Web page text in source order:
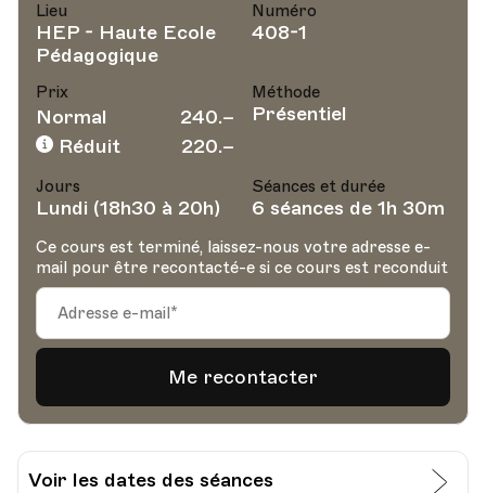
Lieu
HEP - Haute Ecole
Pédagogique
Numéro
408-1
Prix
Normal
240.–
Réduit
220.–
Méthode
Présentiel
Jours
Lundi (18h30 à 20h)
Séances et durée
6 séances de 1h 30m
Ce cours est terminé, laissez-nous votre adresse e-
mail pour être recontacté-e si ce cours est reconduit
Voir les dates des séances